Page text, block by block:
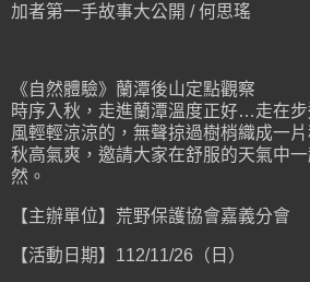
加者第一手故事大公開 / 何思瑤
《自然體驗》蘭潭後山定點觀察
時序入秋，走進蘭潭溫度正好…走在
風輕輕涼涼的，無聲掠過樹梢織成一
秋高氣爽，邀請大家在舒服的天氣中
然。
【主辦單位】荒野保護協會嘉義分會
【活動日期】112/11/26（日）